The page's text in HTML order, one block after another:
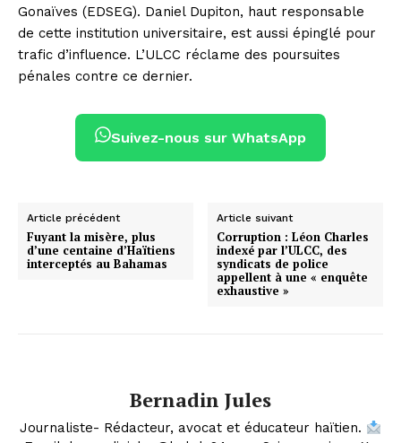
Gonaïves (EDSEG). Daniel Dupiton, haut responsable
de cette institution universitaire, est aussi épinglé pour
trafic d’influence. L’ULCC réclame des poursuites
pénales contre ce dernier.
Suivez-nous sur WhatsApp
Article précédent
Fuyant la misère, plus
d’une centaine d’Haïtiens
interceptés au Bahamas
Article suivant
Corruption : Léon Charles
indexé par l’ULCC, des
syndicats de police
appellent à une « enquête
exhaustive »
Bernadin Jules
Journaliste- Rédacteur, avocat et éducateur haïtien.